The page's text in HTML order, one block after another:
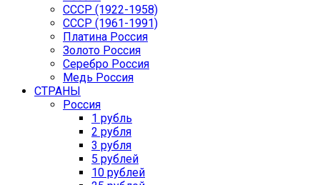
СССР (1922-1958)
CCCР (1961-1991)
Платина Россия
Золото Россия
Серебро Россия
Медь Россия
СТРАНЫ
Россия
1 рубль
2 рубля
3 рубля
5 рублей
10 рублей